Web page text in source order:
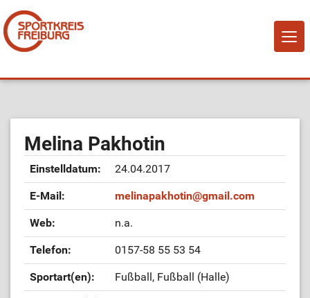
Über Uns
Mitglied werden!
Vereine
Sportangebote
Melina Pakhotin
Einstelldatum: 24.04.2017
E-Mail: melinapakhotin@gmail.com
Web: n.a.
Telefon: 0157-58 55 53 54
Sportart(en): Fußball, Fußball (Halle)